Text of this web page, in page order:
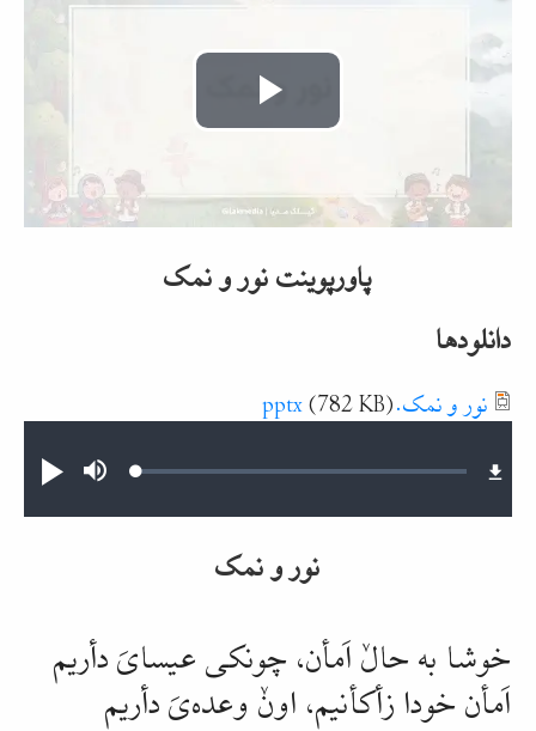
Play
Video
پاورپوینت نور و نمک
دانلودها
Document
نور و نمک.pptx(782 KB)
پخش MuteLoaded:
نور و نمک
خوشا به حالٚ اَمأن، چونکی عیسایَ دأریم
اَمأن خودا زأکأنیم، اونٚ وعده‌یَ دأریم